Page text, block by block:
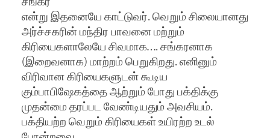
என்று இதனையே காட்டுவர். வெறும் சிலையானது
அர்ச்சகரின் மந்திர பாவனை மற்றும்
கிரியைகளாலேயே சிவமாக…. சங்கரனாக
(இறைவனாக) மாற்றம் பெறுகிறது. எனினும்
விரிவான கிரியைகளுடன் கூடிய
கும்பாபிஷேகத்தை ஆற்றும் போது பக்திக்கு
முதன்மை தரப்பட வேண்டியதும் அவசியம்.
பக்தியற்ற வெறும் கிரியைகள் உயிரற்ற உடல்